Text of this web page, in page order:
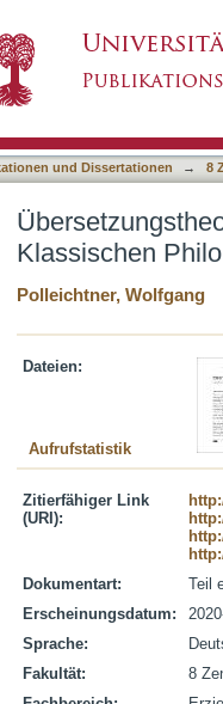
und Dissertationen → 8
Klassischen
Polleichtner, Wolfgang
Dateien:
Aufrufstatistik
Zitierfähiger Link
(URI):
Dokumentart:
Teil
Erscheinungsdatum:
Sprache:
Fakultät:
8